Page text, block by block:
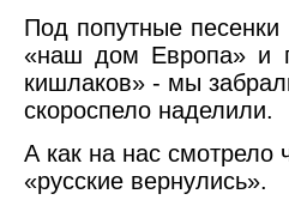
Под попутные песенки
«наш дом Европа» и
кишлаков» - мы
скороспело наделили.
А как на нас смотрело
«русские вернулись».